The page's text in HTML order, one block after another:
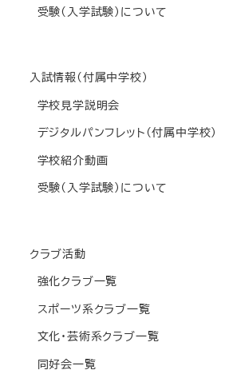
受験(入学試験)について
入試情報(付属中学校)
学校見学説明会
デジタルパンフレット(付属中学校)
学校紹介動画
受験(入学試験)について
クラブ活動
強化クラブ一覧
スポーツ系クラブ一覧
文化・芸術系クラブ一覧
同好会一覧